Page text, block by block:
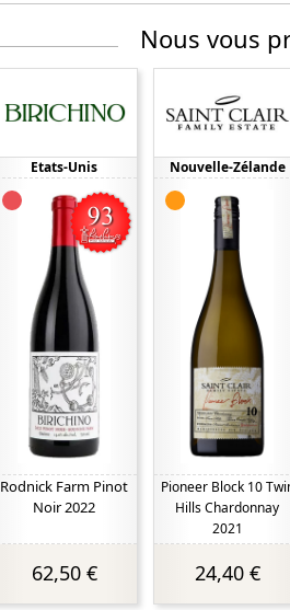
Nous vous
Etats-Unis
Rodnick Farm Pinot
Noir 2022
62,50 €
Nouvelle-Zélande
Pioneer Block 10
Hills Chardonnay
2021
24,40 €